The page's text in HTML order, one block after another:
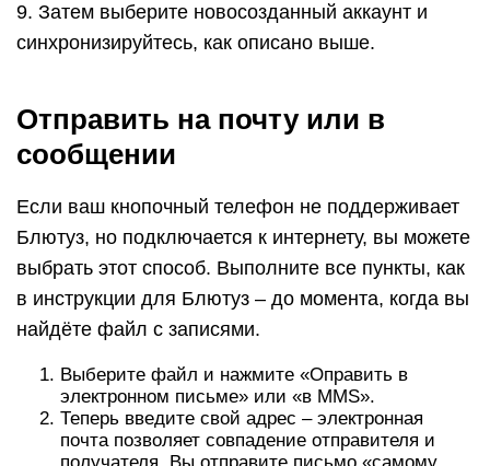
9. Затем выберите новосозданный аккаунт и
синхронизируйтесь, как описано выше.
Отправить на почту или в
сообщении
Если ваш кнопочный телефон не поддерживает
Блютуз, но подключается к интернету, вы можете
выбрать этот способ. Выполните все пункты, как
в инструкции для Блютуз – до момента, когда вы
найдёте файл с записями.
Выберите файл и нажмите «Оправить в
электронном письме» или «в MMS».
Теперь введите свой адрес – электронная
почта позволяет совпадение отправителя и